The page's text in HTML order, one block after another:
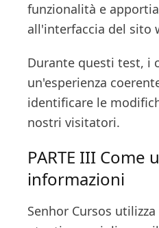
funzionalità e
all'interfaccia del sito
Durante questi test, i
un'esperienza
identificare le
nostri visitatori.
PARTE III Come
informazioni
Senhor Cursos